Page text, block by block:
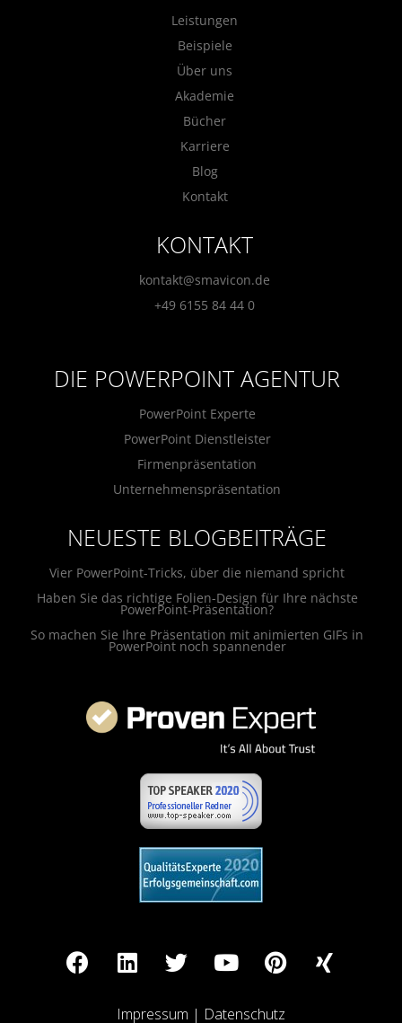
Leistungen
Beispiele
Über uns
Akademie
Bücher
Karriere
Blog
Kontakt
KONTAKT
kontakt@smavicon.de
+49 6155 84 44 0
DIE POWERPOINT AGENTUR
PowerPoint Experte
PowerPoint Dienstleister
Firmenpräsentation
Unternehmenspräsentation
NEUESTE BLOGBEITRÄGE
Vier PowerPoint-Tricks, über die niemand spricht
Haben Sie das richtige Folien-Design für Ihre nächste
PowerPoint-Präsentation?
So machen Sie Ihre Präsentation mit animierten GIFs in
PowerPoint noch spannender
Impressum | Datenschutz